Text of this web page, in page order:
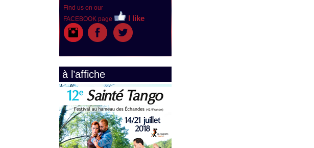
Find us on our
FACEBOOK page
I like
à l’affiche